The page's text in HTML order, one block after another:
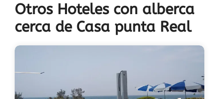
Otros Hoteles con alberca
cerca de Casa punta Real